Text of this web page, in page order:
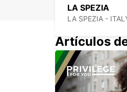
LA SPEZIA
LA SPEZIA -
LODI
Artículos